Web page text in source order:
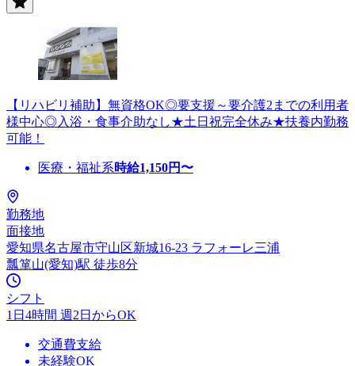
【リハビリ補助】無資格OK◎要支援～要介護2までの利用者
様中心◎入浴・食事介助なし★土日祝完全休み★扶養内勤務
可能！
医療・福祉系時給1,150円〜
勤務地
面接地
愛知県名古屋市守山区新城16-23 ラフォーレ三浦
瓢箪山(愛知)駅 徒歩8分
シフト
1日4時間 週2日からOK
交通費支給
未経験OK